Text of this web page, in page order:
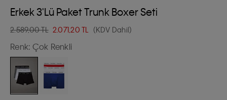
Erkek 3'lü Paket Trunk Boxer Seti
2.589,00 TL 2.071,20 TL (KDV Dahil)
Renk: Çok Renkli